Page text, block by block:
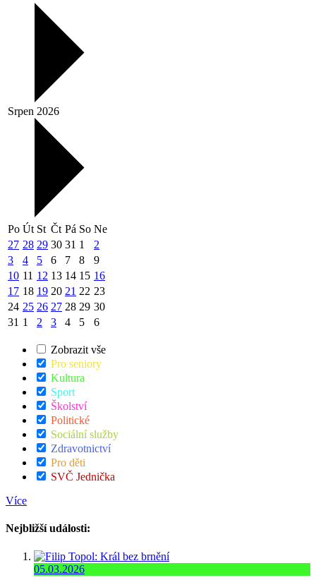
Srpen 2026
Po Út St Čt Pá So Ne
27 28 29 30 31 1
2
3
4 5 6 7 8
9
10 11 12 13 14 15 16
17 18 19 20 21 22 23
24 25 26 27 28 29 30
31 1 2 3 4 5 6
Zobrazit vše
Pro seniory
Kultura
Sport
Školství
Politické
Sociální služby
Zdravotnictví
Pro děti
SVČ Jednička
Více
Nejbližší události:
05.03.2026